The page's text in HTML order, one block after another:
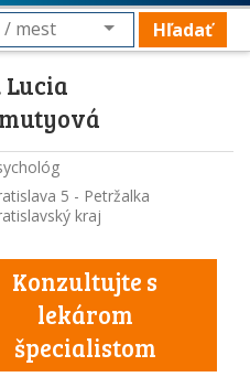
Hľadať
Lucia
5 - Petržalka
kraj
Konzultujte s
lekárom
špecialistom